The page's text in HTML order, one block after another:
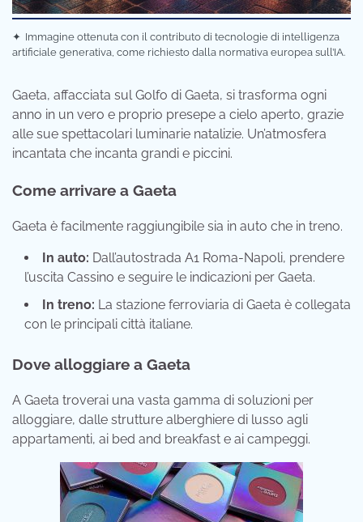
✦ Immagine ottenuta con il contributo di tecnologie di intelligenza
artificiale generativa, come richiesto dalla normativa europea sull’IA.
Gaeta, affacciata sul Golfo di Gaeta, si trasforma ogni
anno in un vero e proprio presepe a cielo aperto, grazie
alle sue spettacolari luminarie natalizie. Un’atmosfera
incantata che incanta grandi e piccini.
Come arrivare a Gaeta
Gaeta è facilmente raggiungibile sia in auto che in treno.
In auto: Dall’autostrada A1 Roma-Napoli, prendere
l’uscita Cassino e seguire le indicazioni per Gaeta.
In treno: La stazione ferroviaria di Gaeta è collegata
con le principali città italiane.
Dove alloggiare a Gaeta
A Gaeta troverai una vasta gamma di soluzioni per
alloggiare, dalle strutture alberghiere di lusso agli
appartamenti, ai bed and breakfast e ai campeggi.